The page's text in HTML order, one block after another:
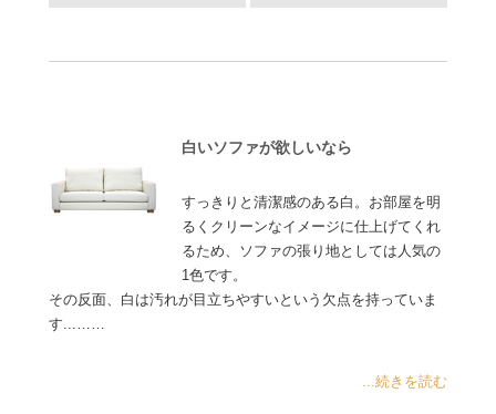
白いソファが欲しいなら
すっきりと清潔感のある白。お部屋を明
るくクリーンなイメージに仕上げてくれ
るため、ソファの張り地としては人気の
1色です。
その反面、白は汚れが目立ちやすいという欠点を持っていま
す...……
...続きを読む